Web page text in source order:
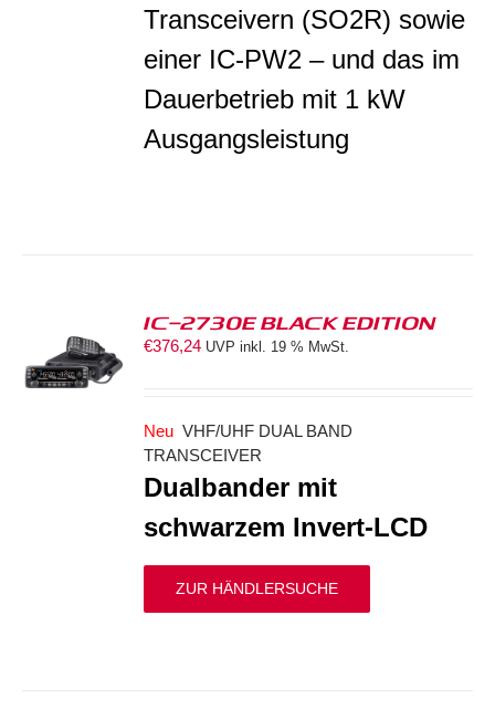
Transceivern (SO2R) sowie
einer IC-PW2 – und das im
Dauerbetrieb mit 1 kW
Ausgangsleistung
IC-2730E BLACK EDITION
€376,24 UVP inkl. 19 % MwSt.
Neu VHF/UHF DUAL BAND
TRANSCEIVER
Dualbander mit
schwarzem Invert-LCD
ZUR HÄNDLERSUCHE